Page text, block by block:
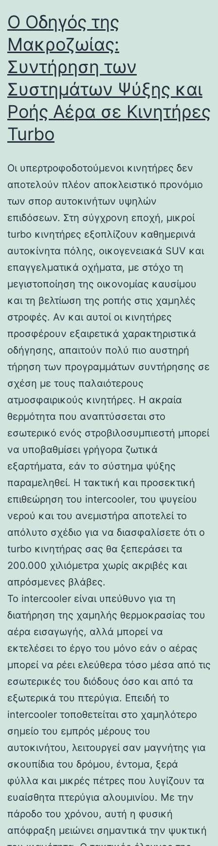
Ο Οδηγός της
Μακροζωίας:
Συντήρηση των
Συστημάτων Ψύξης και
Ροής Αέρα σε Κινητήρες
Turbo
Οι υπερτροφοδοτούμενοι κινητήρες δεν
αποτελούν πλέον αποκλειστικό προνόμιο
των σπορ αυτοκινήτων υψηλών
επιδόσεων. Στη σύγχρονη εποχή, μικροί
turbo κινητήρες εξοπλίζουν καθημερινά
αυτοκίνητα πόλης, οικογενειακά SUV και
επαγγελματικά οχήματα, με στόχο τη
μεγιστοποίηση της οικονομίας καυσίμου
και τη βελτίωση της ροπής στις χαμηλές
στροφές. Αν και αυτοί οι κινητήρες
προσφέρουν εξαιρετικά χαρακτηριστικά
οδήγησης, απαιτούν πολύ πιο αυστηρή
τήρηση των προγραμμάτων συντήρησης σε
σχέση με τους παλαιότερους
ατμοσφαιρικούς κινητήρες. Η ακραία
θερμότητα που αναπτύσσεται στο
εσωτερικό ενός στροβιλοσυμπιεστή μπορεί
να υποβαθμίσει γρήγορα ζωτικά
εξαρτήματα, εάν το σύστημα ψύξης
παραμεληθεί. Η τακτική και προσεκτική
επιθεώρηση του intercooler, του ψυγείου
νερού και του ανεμιστήρα αποτελεί το
απόλυτο σχέδιο για να διασφαλίσετε ότι ο
turbo κινητήρας σας θα ξεπεράσει τα
200.000 χιλιόμετρα χωρίς ακριβές και
απρόσμενες βλάβες.
Το intercooler είναι υπεύθυνο για τη
διατήρηση της χαμηλής θερμοκρασίας του
αέρα εισαγωγής, αλλά μπορεί να
εκτελέσει το έργο του μόνο εάν ο αέρας
μπορεί να ρέει ελεύθερα τόσο μέσα από τις
εσωτερικές του διόδους όσο και από τα
εξωτερικά του πτερύγια. Επειδή το
intercooler τοποθετείται στο χαμηλότερο
σημείο του εμπρός μέρους του
αυτοκινήτου, λειτουργεί σαν μαγνήτης για
σκουπίδια του δρόμου, έντομα, ξερά
φύλλα και μικρές πέτρες που λυγίζουν τα
ευαίσθητα πτερύγια αλουμινίου. Με την
πάροδο του χρόνου, αυτή η φυσική
απόφραξη μειώνει σημαντικά την ψυκτική